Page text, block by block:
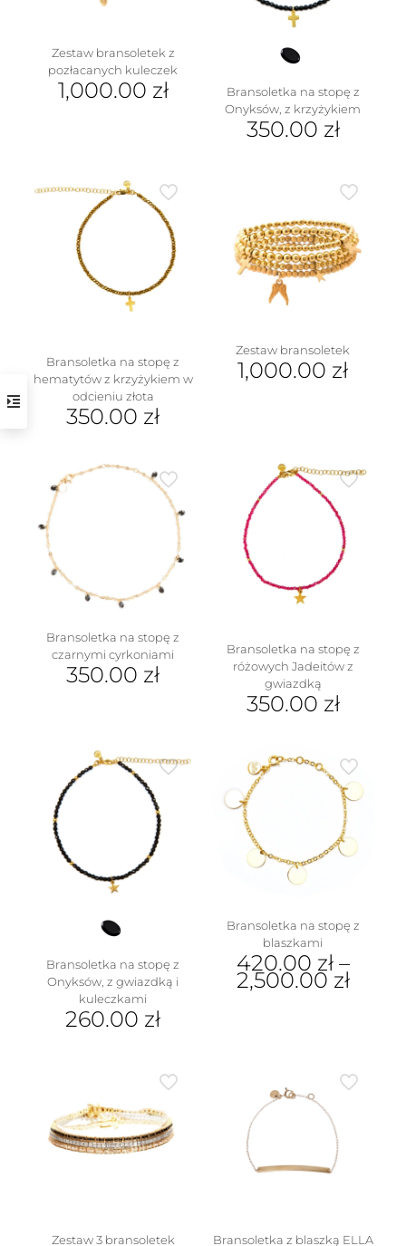
Zestaw bransoletek z
pozłacanych kuleczek
1,000.00 zł
Bransoletka na stopę z
Onyksów, z krzyżykiem
350.00 zł
Bransoletka na stopę z
hematytów z krzyżykiem w
odcieniu złota
350.00 zł
Zestaw bransoletek
1,000.00 zł
Bransoletka na stopę z
czarnymi cyrkoniami
350.00 zł
Bransoletka na stopę z
różowych Jadeitów z
gwiazdką
350.00 zł
Bransoletka na stopę z
Onyksów, z gwiazdką i
kuleczkami
260.00 zł
Bransoletka na stopę z
blaszkami
420.00 zł–
2,500.00 zł
wariantów.
Opcje
można
wybrać
produktu
Zestaw 3 bransoletek
Bransoletka z blaszką ELLA